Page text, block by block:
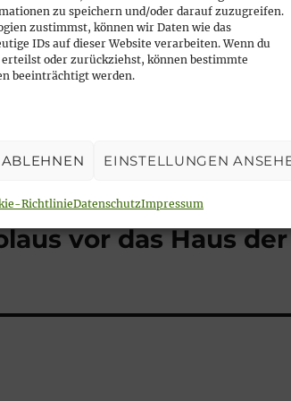
zu speichern und/oder darauf zuzugreifen.
zustimmst, können wir Daten wie das
IDs auf dieser Website verarbeiten. Wenn du
oder zurückziehst, können bestimmte
beeinträchtigt werden.
ABLEHNEN EINSTELLUNGEN
RichtlinieDatenschutzImpressum
vor das Haus der